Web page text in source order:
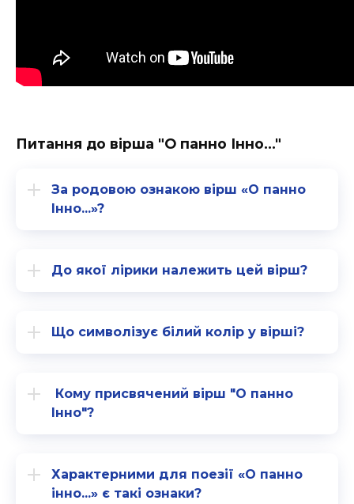
Питання до вірша "О панно Інно..."
За родовою ознакою вірш «О панно
Інно...»?
До якої лірики належить цей вірш?
Що символізує білий колір у вірші?
Кому присвячений вірш "О панно
Інно"?
Характерними для поезії «О панно
інно...» є такі ознаки?